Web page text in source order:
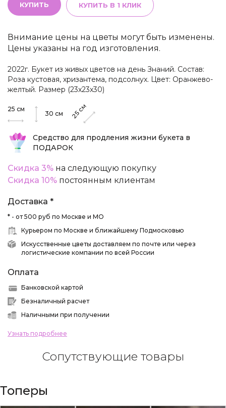
КУПИТЬ КУПИТЬ В 1 КЛИК
Внимание цены на цветы могут быть изменены.
Цены указаны на год изготовления.
2022г. Букет из живых цветов на день Знаний. Состав:
Роза кустовая, хризантема, подсолнух. Цвет: Оранжево-
желтый. Размер (23х23х30)
25 см
30 см 25см
Средство для продления жизни букета в
ПОДАРОК
Скидка 3% на следующую покупку
Скидка 10% постоянным клиентам
Доставка *
* - от 500 руб по Москве и МО
Курьером по Москве и ближайшему Подмосковью
Искусственные цветы доставляем по почте или через
логистические компании по всей России
Оплата
Банковской картой
Безналичный расчет
Наличными при получении
Узнать подробнее
Сопутствующие товары
Топеры